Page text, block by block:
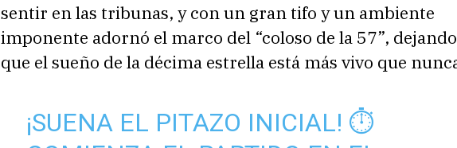
sentir en las tribunas, y con un gran tifo y un ambiente
imponente adornó el marco del “coloso de la 57”,
que el sueño de la décima estrella está más vivo que
¡SUENA EL PITAZO INICIAL! ⏱